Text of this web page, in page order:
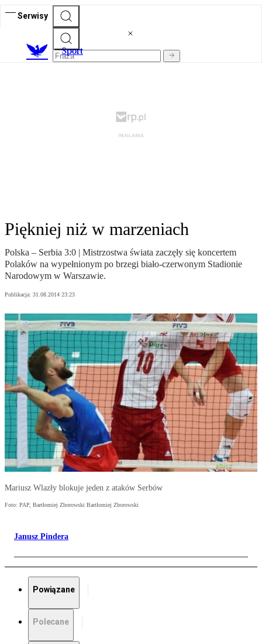
Serwisy
Sport
Piękniej niż w marzeniach
Polska – Serbia 3:0 | Mistrzostwa świata zaczęły się koncertem
Polaków na wypełnionym po brzegi biało-czerwonym Stadionie
Narodowym w Warszawie.
Publikacja: 31.08.2014 23:23
Mariusz Wlazły blokuje jeden z ataków Serbów
Foto: PAP, Bartłomiej Zborowski Bartłomiej Zborowski
Janusz Pindera
Powiązane
Polecane